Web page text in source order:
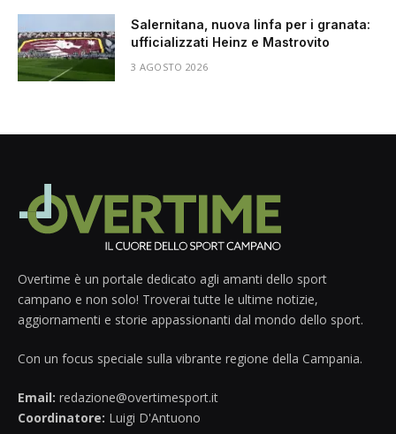
Salernitana, nuova linfa per i granata:
ufficializzati Heinz e Mastrovito
3 AGOSTO 2026
Overtime è un portale dedicato agli amanti dello sport
campano e non solo! Troverai tutte le ultime notizie,
aggiornamenti e storie appassionanti dal mondo dello sport.
Con un focus speciale sulla vibrante regione della Campania.
Email: redazione@overtimesport.it
Coordinatore: Luigi D'Antuono